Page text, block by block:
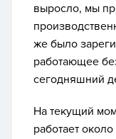
выросло, мы
же было
работающее
сегодняшний
На текущий
работает